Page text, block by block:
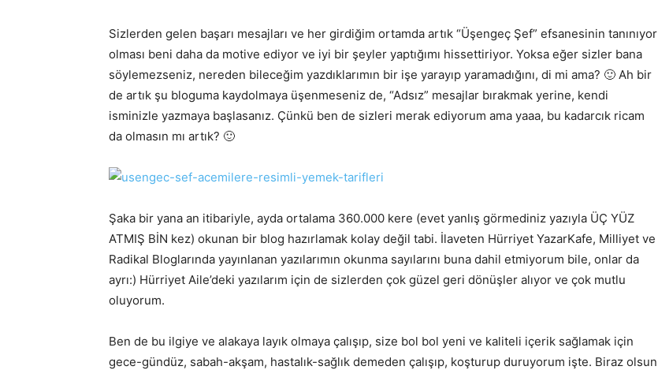
Sizlerden gelen başarı mesajları ve her girdiğim ortamda artık “Üşengeç Şef” efsanesinin tanınıyor
olması beni daha da motive ediyor ve iyi bir şeyler yaptığımı hissettiriyor. Yoksa eğer sizler bana
söylemezseniz, nereden bileceğim yazdıklarımın bir işe yarayıp yaramadığını, di mi ama? 🙂 Ah bir
de artık şu bloguma kaydolmaya üşenmeseniz de, “Adsız” mesajlar bırakmak yerine, kendi
isminizle yazmaya başlasanız. Çünkü ben de sizleri merak ediyorum ama yaaa, bu kadarcık ricam
da olmasın mı artık? 🙂
Şaka bir yana an itibariyle, ayda ortalama 360.000 kere (evet yanlış görmediniz yazıyla ÜÇ YÜZ
ATMIŞ BİN kez) okunan bir blog hazırlamak kolay değil tabi. İlaveten Hürriyet YazarKafe, Milliyet ve
Radikal Bloglarında yayınlanan yazılarımın okunma sayılarını buna dahil etmiyorum bile, onlar da
ayrı:) Hürriyet Aile’deki yazılarım için de sizlerden çok güzel geri dönüşler alıyor ve çok mutlu
oluyorum.
Ben de bu ilgiye ve alakaya layık olmaya çalışıp, size bol bol yeni ve kaliteli içerik sağlamak için
gece-gündüz, sabah-akşam, hastalık-sağlık demeden çalışıp, koşturup duruyorum işte. Biraz olsun